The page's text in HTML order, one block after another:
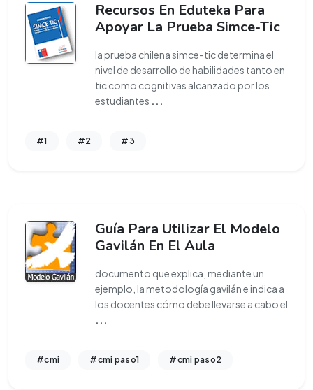
Recursos En Eduteka Para
Apoyar La Prueba Simce-Tic
la prueba chilena simce-tic determina el
nivel de desarrollo de habilidades tanto en
tic como cognitivas alcanzado por los
estudiantes ...
#1 #2 #3
Guía Para Utilizar El Modelo
Gavilán En El Aula
documento que explica, mediante un
ejemplo, la metodología gavilán e indica a
los docentes cómo debe llevarse a cabo el
...
#cmi #cmi paso1 #cmi paso2